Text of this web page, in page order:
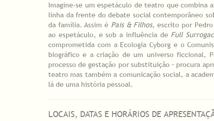
Imagine-se um espetáculo de teatro que combina
linha da frente do debate social contemporâneo
da família. Assim é Pais & Filhos, escrito por
ao espetáculo, e sob a influência de Full
comprometida com a Ecologia Cyborg e o
biográfico e a criação de um universo ficcional,
processo de gestação por substituição – procura
teatro mas também a comunicação social, a
lá de uma história pessoal.
LOCAIS, DATAS E HORÁRIOS DE